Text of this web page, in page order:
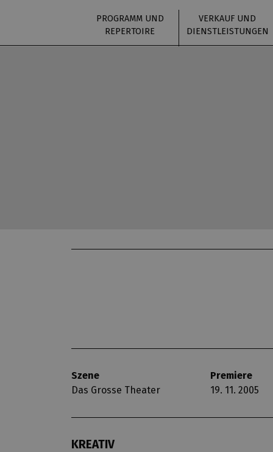
PROGRAMM UND
REPERTOIRE
VERKAUF UND
DIENSTLEISTUNGEN
Szene
Das Grosse Theater
Premiere
19. 11. 2005
KREATIV